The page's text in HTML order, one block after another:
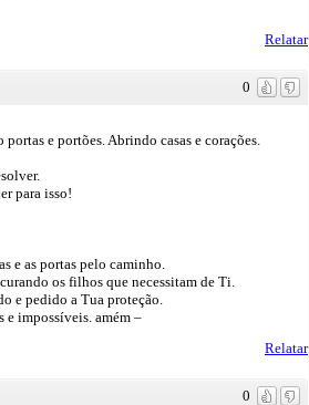
Relatar
0
e portões. Abrindo casas e corações.
para isso!
e as portas pelo caminho.
os filhos que necessitam de Ti.
e pedido a Tua proteção.
e impossíveis. amém –
Relatar
0